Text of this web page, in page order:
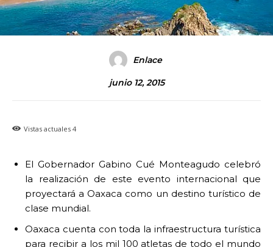
Enlace
junio 12, 2015
Vistas actuales 4
El Gobernador Gabino Cué Monteagudo celebró
la realización de este evento internacional que
proyectará a Oaxaca como un destino turístico de
clase mundial.
Oaxaca cuenta con toda la infraestructura turística
para recibir a los mil 100 atletas de todo el mundo